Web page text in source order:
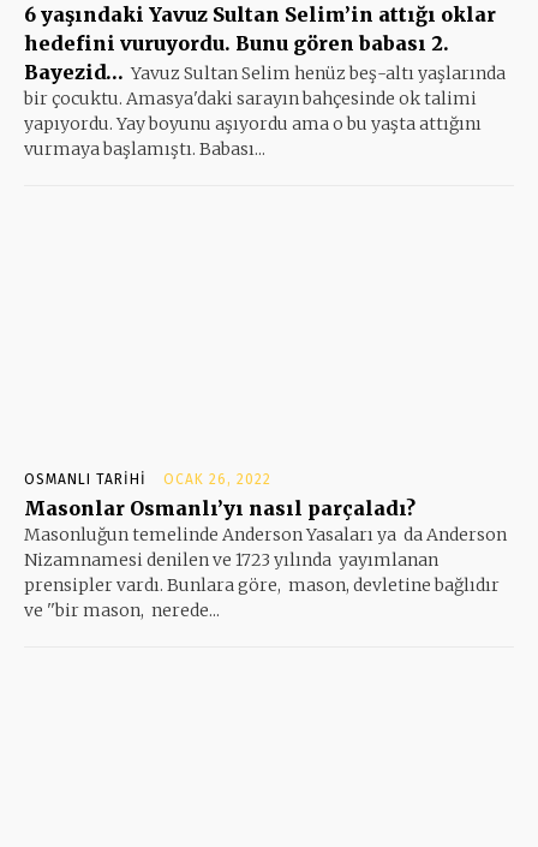
6 yaşındaki Yavuz Sultan Selim’in attığı oklar
hedefini vuruyordu. Bunu gören babası 2.
Bayezid… Yavuz Sultan Selim henüz beş-altı yaşlarında
bir çocuktu. Amasya'daki sarayın bahçesinde ok talimi
yapıyordu. Yay boyunu aşıyordu ama o bu yaşta attığını
vurmaya başlamıştı. Babası...
OSMANLI TARIHI OCAK 26, 2022
Masonlar Osmanlı’yı nasıl parçaladı?
Masonluğun temelinde Anderson Yasaları ya da Anderson
Nizamnamesi denilen ve 1723 yılında yayımlanan
prensipler vardı. Bunlara göre, mason, devletine bağlıdır
ve ''bir mason, nerede...